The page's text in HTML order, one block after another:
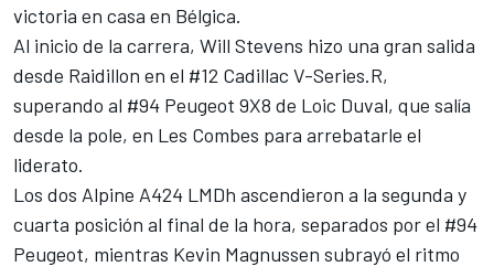
victoria en casa en Bélgica.
Al inicio de la carrera, Will Stevens hizo una gran salida
desde Raidillon en el #12 Cadillac V-Series.R,
superando al #94 Peugeot 9X8 de Loic Duval, que salía
desde la pole, en Les Combes para arrebatarle el
liderato.
Los dos Alpine A424 LMDh ascendieron a la segunda y
cuarta posición al final de la hora, separados por el #94
Peugeot, mientras Kevin Magnussen subrayó el ritmo